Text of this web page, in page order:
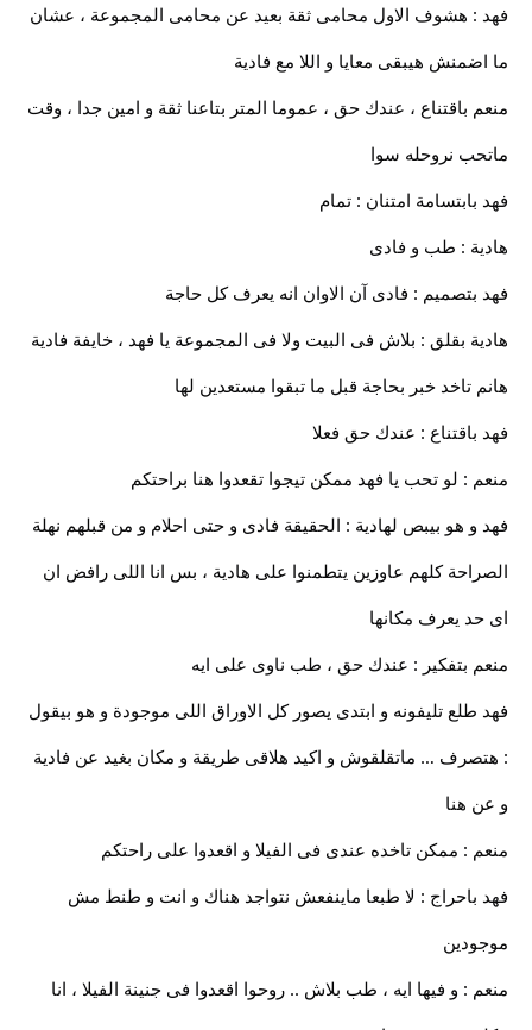
فهد : هشوف الاول محامى ثقة بعيد عن محامى المجموعة ، عشان
ما اضمنش هيبقى معايا و اللا مع فادية
منعم باقتناع ، عندك حق ، عموما المتر بتاعنا ثقة و امين جدا ، وقت
ماتحب نروحله سوا
فهد بابتسامة امتنان : تمام
هادية : طب و فادى
فهد بتصميم : فادى آن الاوان انه يعرف كل حاجة
هادية بقلق : بلاش فى البيت ولا فى المجموعة يا فهد ، خايفة فادية
هانم تاخد خبر بحاجة قبل ما تبقوا مستعدين لها
فهد باقتناع : عندك حق فعلا
منعم : لو تحب يا فهد ممكن تيجوا تقعدوا هنا براحتكم
فهد و هو بيبص لهادية : الحقيقة فادى و حتى احلام و من قبلهم نهلة
الصراحة كلهم عاوزين يتطمنوا على هادية ، بس انا اللى رافض ان
اى حد يعرف مكانها
منعم بتفكير : عندك حق ، طب ناوى على ايه
فهد طلع تليفونه و ابتدى يصور كل الاوراق اللى موجودة و هو بيقول
: هتصرف … ماتقلقوش و اكيد هلاقى طريقة و مكان بغيد عن فادية
و عن هنا
منعم : ممكن تاخده عندى فى الفيلا و اقعدوا على راحتكم
فهد باحراج : لا طبعا ماينفعش نتواجد هناك و انت و طنط مش
موجودين
منعم : و فيها ايه ، طب بلاش .. روحوا اقعدوا فى جنينة الفيلا ، انا